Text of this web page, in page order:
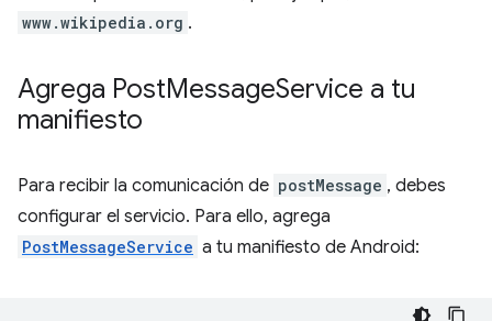
www.wikipedia.org .
Agrega PostMessageService a tu
manifiesto
Para recibir la comunicación de postMessage , debes
configurar el servicio. Para ello, agrega
PostMessageService a tu manifiesto de Android: